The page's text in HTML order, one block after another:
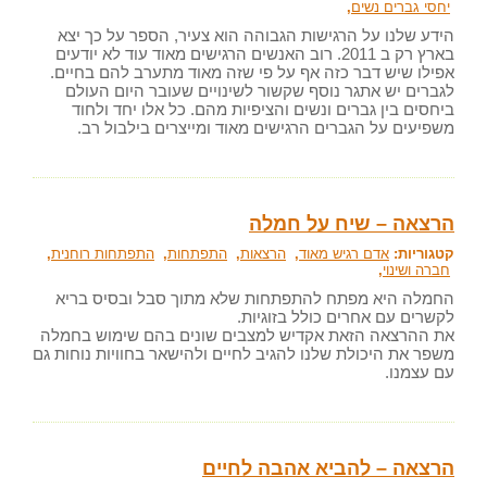
יחסי גברים נשים,
הידע שלנו על הרגישות הגבוהה הוא צעיר, הספר על כך יצא
בארץ רק ב 2011. רוב האנשים הרגישים מאוד עוד לא יודעים
אפילו שיש דבר כזה אף על פי שזה מאוד מתערב להם בחיים.
לגברים יש אתגר נוסף שקשור לשינויים שעובר היום העולם
ביחסים בין גברים ונשים והציפיות מהם. כל אלו יחד ולחוד
משפיעים על הגברים הרגישים מאוד ומייצרים בילבול רב.
הרצאה – שיח על חמלה
קטגוריות: אדם רגיש מאוד, הרצאות, התפתחות, התפתחות רוחנית,
חברה ושינוי,
החמלה היא מפתח להתפתחות שלא מתוך סבל ובסיס בריא
לקשרים עם אחרים כולל בזוגיות.
את ההרצאה הזאת אקדיש למצבים שונים בהם שימוש בחמלה
משפר את היכולת שלנו להגיב לחיים ולהישאר בחוויות נוחות גם
עם עצמנו.
הרצאה – להביא אהבה לחיים